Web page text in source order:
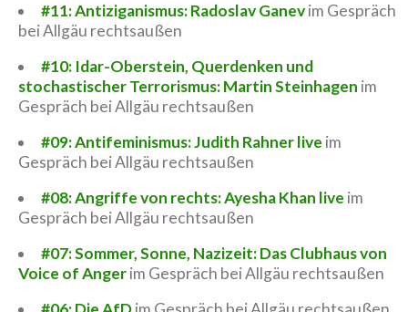
#11: Antiziganismus: Radoslav Ganevim Gespräch
bei Allgäu rechtsaußen
#10: Idar-Oberstein, Querdenken und
stochastischer Terrorismus: Martin Steinhagen im
Gespräch bei Allgäu rechtsaußen
#09: Antifeminismus: Judith Rahner live im
Gespräch bei Allgäu rechtsaußen
#08: Angriffe von rechts: Ayesha Khan live im
Gespräch bei Allgäu rechtsaußen
#07: Sommer, Sonne, Nazizeit: Das Clubhaus von
Voice of Angerim Gespräch bei Allgäu rechtsaußen